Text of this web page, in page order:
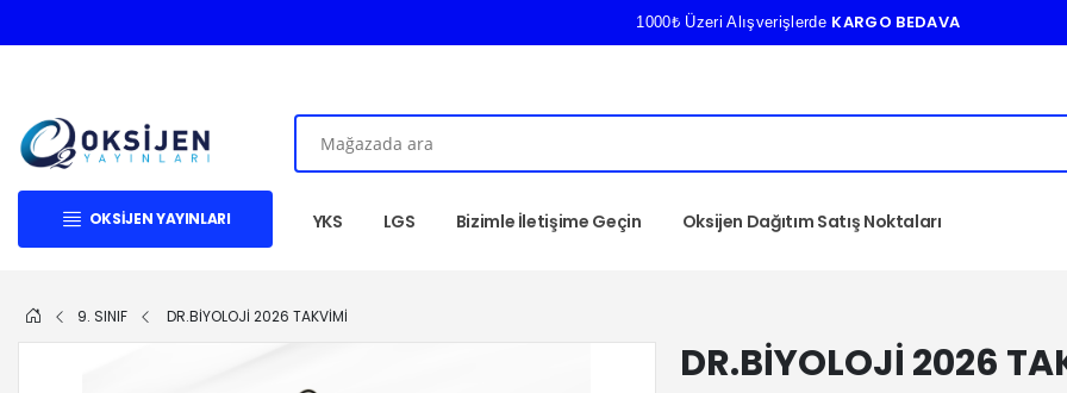
1000₺ Üzeri Alışverişlerde KARGO BEDAVA
OKSIJEN YAYINLARI YKS LGS Bizimle İletişime Geçin Oksijen Dağıtım Satış Noktaları
9. SINIF DR.BİYOLOJİ 2026 TAKVİMİ
DR.BİYOLOJİ 2026